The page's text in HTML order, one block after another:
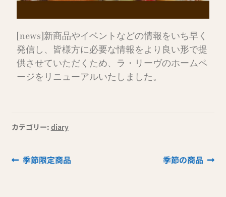
[news]新商品やイベントなどの情報をいち早く
発信し、皆様方に必要な情報をより良い形で提
供させていただくため、ラ・リーヴのホームペ
ージをリニューアルいたしました。
カテゴリー: diary
季節限定商品 季節の商品